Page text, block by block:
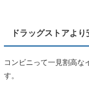
ドラッグストアより
コンビニって一見割高な
す。